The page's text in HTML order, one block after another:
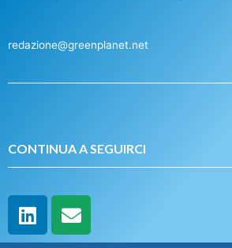
redazione@greenplanet.net
CONTINUA A SEGUIRCI